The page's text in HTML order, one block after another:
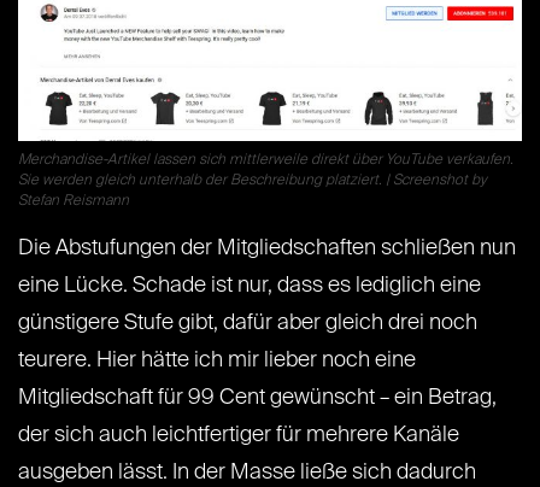
Merchandise-Artikel lassen sich mittlerweile direkt über YouTube verkaufen.
Sie werden gleich unterhalb der Beschreibung platziert. | Screenshot by
Stefan Reismann
Die Abstufungen der Mitgliedschaften schließen nun
eine Lücke. Schade ist nur, dass es lediglich eine
günstigere Stufe gibt, dafür aber gleich drei noch
teurere. Hier hätte ich mir lieber noch eine
Mitgliedschaft für 99 Cent gewünscht – ein Betrag,
der sich auch leichtfertiger für mehrere Kanäle
ausgeben lässt. In der Masse ließe sich dadurch